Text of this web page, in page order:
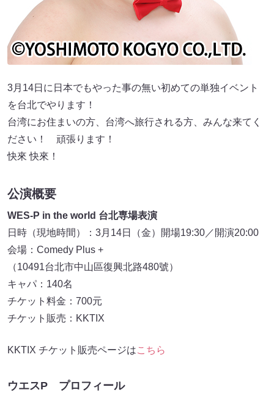
3月14日に日本でもやった事の無い初めての単独イベント
を台北でやります！
台湾にお住まいの方、台湾へ旅行される方、みんな来てく
ださい！ 頑張ります！
快來 快來！
公演概要
WES-P in the world 台北専場表演
日時（現地時間）：3月14日（金）開場19:30／開演20:00
会場：Comedy Plus +
（10491台北市中山區復興北路480號）
キャパ：140名
チケット料金：700元
チケット販売：KKTIX
KKTIX チケット販売ページはこちら
ウエスP プロフィール